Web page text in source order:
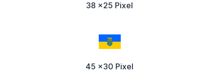
38 x25 Pixel
45 x30 Pixel